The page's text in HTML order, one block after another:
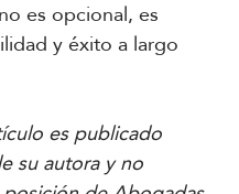
es opcional, es
y éxito a largo
es publicado
su autora y no